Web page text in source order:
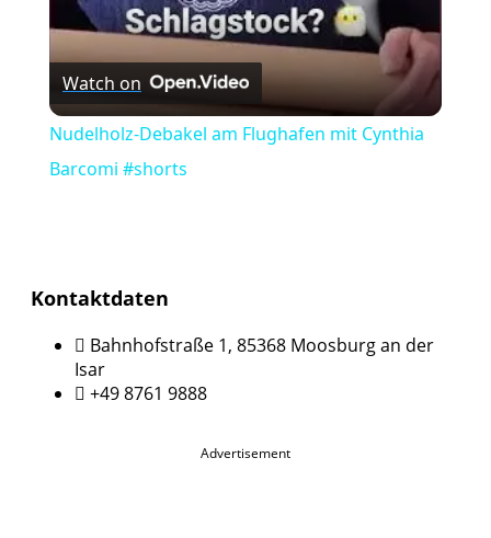
Watch on
Nudelholz-Debakel am Flughafen mit Cynthia
Barcomi #shorts
Kontaktdaten
Bahnhofstraße 1, 85368 Moosburg an der
Isar
+49 8761 9888
Advertisement